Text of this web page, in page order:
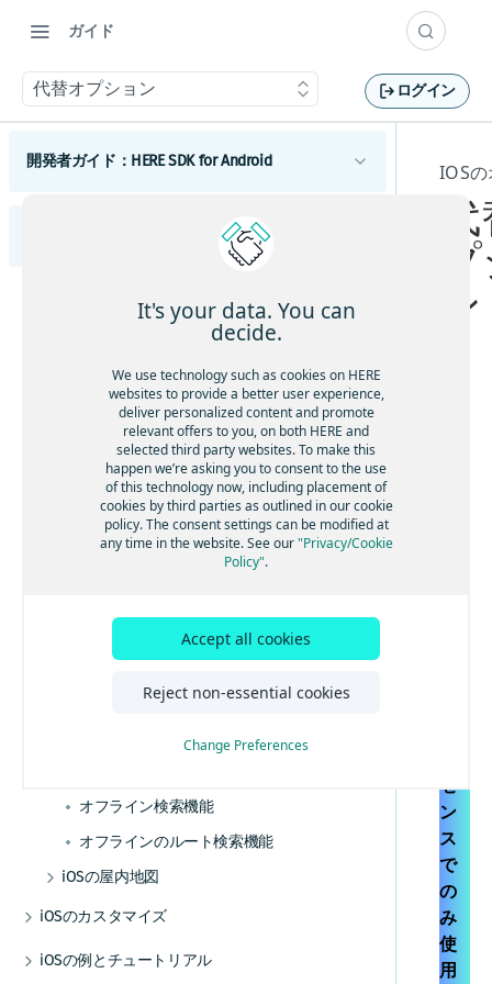
ガイド
代替オプション ログイン
開発者ガイド：HERE SDK for Android
地図の使用を開始する
マップビューを調整する
地図を操作する
マップアイテムを追加する
事前定義されたマップスキームを追加する
事前定義されたマップフィーチャーを追加す
マップデータにリアルタイムでアクセスする
HERE Style Editorを使用してスタイルを作成
カスタムレイヤーのスタイルガイド
カスタムレイヤーのスタイルテクニック
リファレンス
カスタムレイヤーのスタイル式リファレ
Android検索
検索機能とジオコーディング機能
ルート検索を開始する
UIビルディングブロックを追加する
ルートオプションを追加する
電気自動車のルートを取得する
高度なルート検索機能
Androidトラフィック
交通情報の使用を開始する
ルート上の交通状況を視覚化する
交通情報を更新する
トラフィック・エンジン
その他の交通機能
Androidポジショニング
ポジショニングの使用を開始する
ポジショニングを最適化する
バックグラウンド更新を有効にする
GPXレコーディングアプリを作成する
Androidナビゲーション
ナビゲーションの使用を開始する
音声ガイダンスを追加する
ルート逸脱を処理する
レーンアシスタンスを取得する
車両前方の地図情報
トラックをナビゲートする
Androidオフライン
オフラインマップの使用を開始する
マップデータをインストールする
代替オプション
オフライン検索機能
オフラインのルート検索機能
Android屋内地図
屋内地図コンポーネントを使用する
スコープを設定して複数のアプリを区別する
UIコンポーネント
地図とサービス
カスタムマップカタログ
Androidの例とチュートリアル
HERE SDKを統合する
Android Autoと統合する
Jetpack Composeを使用してマップビューを追
加する
Androidの開発のヒント
以前のバージョンから更新する
エンジン
ベストプラクティス
データとOTAコストを管理する
デバッグとトラブルシューティング
よく寄せられる質問
Androidの使用状況統計、法律、プライバシー
トランザクションと使用状況統計
法的要件とプライバシー要件
開発者ガイド：HERE SDK for iOS
ライセンスの説明
最小要件
カバレージ情報
スコープを設定して複数のアプリを区別する
コンポーネント
iOSの地図
地図の使用を開始する
マップ ビューを調整する
地図を操作する
マップアイテムを追加する
事前定義されたマップフィーチャーを追加す
マップデータにリアルタイムでアクセスする
HERE Style Editorを使用してスタイルを作成
カスタムレイヤーを追加する
カスタム レイヤーのスタイル テクニック
カスタムレイヤーのスタイル式リファレ
ンス
iOSの検索
検索を開始する
検索機能とジオコーディング機能
iOSのルート検索
ルート検索を開始する
UI ビルディング ブロックを追加する
電気自動車のルートを取得する
高度なルート検索機能
iOSの交通情報
交通情報の使用を開始する
交通情報を更新する
トラフィック・エンジン
その他の交通機能
ポジショニングを最適化する
GPXレコーディングアプリを作成する
ナビゲーションの使用を開始する
音声ガイダンスを追加する
ルート逸脱を処理する
車両前方の地図情報
トラックをナビゲートする
ナビゲーションを最適化する
オフラインマップの使用を開始する
マップ データをインストールする
マップ データを更新する
オフライン検索機能
オフラインのルート検索機能
iOSの屋内地図
iOSのカスタマイズ
iOSの例とチュートリアル
IOS
ン
セ
ン
ス
で
の
み
使
用
It's your data. You can
decide.
We use technology such as cookies on HERE
websites to provide a better user experience,
deliver personalized content and promote
relevant offers to you, on both HERE and
selected third party websites. To make this
happen we’re asking you to consent to the use
of this technology now, including placement of
cookies by third parties as outlined in our cookie
policy. The consent settings can be modified at
any time in the website. See our"Privacy/Cookie
Policy".
Accept all cookies
Reject non-essential cookies
Change Preferences